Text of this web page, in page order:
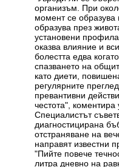
организъм. При
момент се образува
образува през
установени
оказва влияние и
болестта едва
спазването на
като диети,
регулярните
превантивни
честота", коментира
Специалистът
диагностицирана
отстраняване на
направят известни
"Пийте повече
литра дневно на